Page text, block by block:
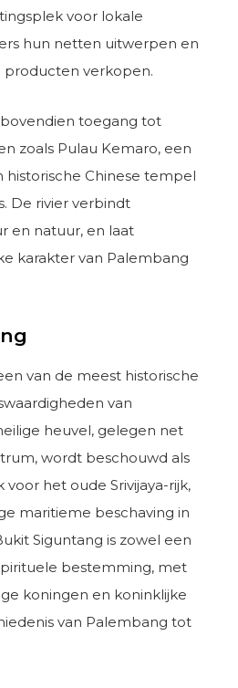
voor lokale
hun netten uitwerpen en
producten verkopen.
toegang tot
zoals Pulau Kemaro, een
historische Chinese tempel
De rivier verbindt
en natuur, en laat
karakter van Palembang
van de meest historische
van
heuvel, gelegen net
wordt beschouwd als
het oude Srivijaya-rijk,
maritieme beschaving in
Siguntang is zowel een
bestemming, met
koningen en koninklijke
van Palembang tot